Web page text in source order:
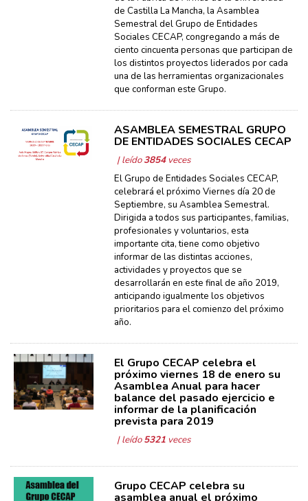
de Castilla La Mancha, la Asamblea
Semestral del Grupo de Entidades
Sociales CECAP, congregando a más de
ciento cincuenta personas que participan de
los distintos proyectos liderados por cada
una de las herramientas organizacionales
que conforman este Grupo.
ASAMBLEA SEMESTRAL GRUPO
DE ENTIDADES SOCIALES CECAP
| leído3854veces
El Grupo de Entidades Sociales CECAP,
celebrará el próximo Viernes día 20 de
Septiembre, su Asamblea Semestral.
Dirigida a todos sus participantes, familias,
profesionales y voluntarios, esta
importante cita, tiene como objetivo
informar de las distintas acciones,
actividades y proyectos que se
desarrollarán en este final de año 2019,
anticipando igualmente los objetivos
prioritarios para el comienzo del próximo
año.
El Grupo CECAP celebra el
próximo viernes 18 de enero su
Asamblea Anual para hacer
balance del pasado ejercicio e
informar de la planificación
prevista para 2019
| leído5321veces
Grupo CECAP celebra su
asamblea anual el próximo